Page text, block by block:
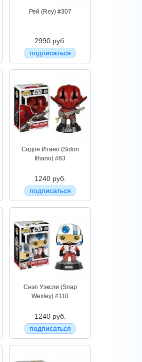
Рей (Rey) #307
2990 руб.
подписаться
Сидон Итано (Sidon
Ithano) #83
1240 руб.
подписаться
Снэп Уэксли (Snap
Wexley) #110
1240 руб.
подписаться